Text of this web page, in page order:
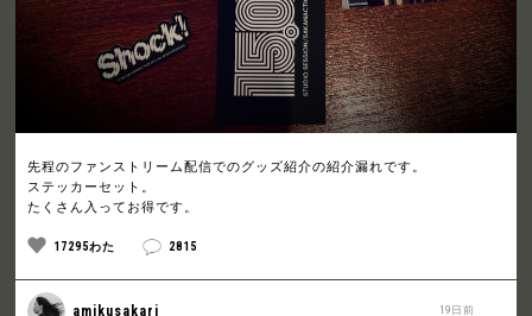
先程のファンストリーム配信でのグッズ紹介の紹介漏れです。
ステッカーセット。
たくさん入ってお得です。
17295わた 2815
19日前
amikusakari